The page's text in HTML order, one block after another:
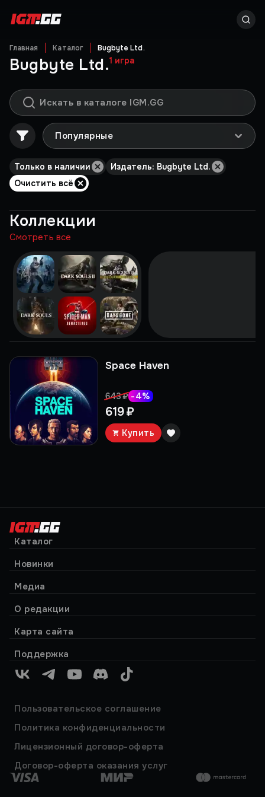
Главная Каталог Bugbyte Ltd.
Bugbyte Ltd.1 игра
Популярные
Только в наличии
Издатель: Bugbyte Ltd.
Очистить всё
Коллекции
Смотреть все
Space Haven
619 ₽
643 ₽ -4%
Купить
Каталог
Новинки
Медиа
О редакции
Карта сайта
Поддержка
VK TelegramYouTubeDiscordTikTok
Пользовательское соглашение
Политика конфиденциальности
Лицензионный договор-оферта
Договор-оферта оказания услуг